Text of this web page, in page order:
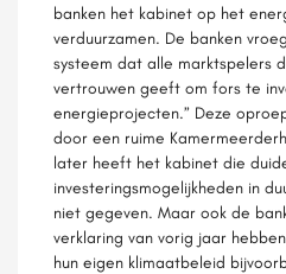
banken het kabinet op het
verduurzamen. De banken
systeem dat alle marktspelers
vertrouwen geeft om fors te
energieprojecten.” Deze
door een ruime
later heeft het kabinet die
investeringsmogelijkheden in
niet gegeven. Maar ook de
verklaring van vorig jaar
hun eigen klimaatbeleid